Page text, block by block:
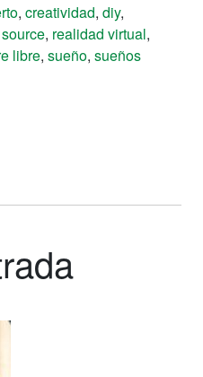
, creatividad, diy,
, realidad virtual,
libre, sueño, sueños